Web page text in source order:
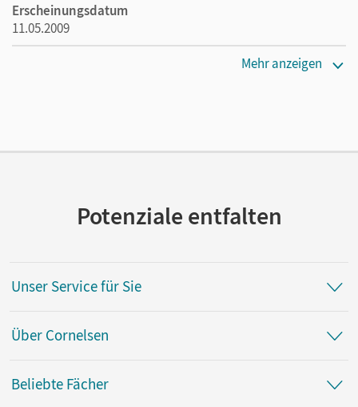
Erscheinungsdatum
11.05.2009
Mehr anzeigen
Potenziale entfalten
Unser Service für Sie
Über Cornelsen
Beliebte Fächer